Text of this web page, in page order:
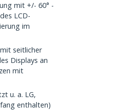
mit +/- 60° -
LCD-
im
seitlicher
Displays an
mit
u. a. LG,
enthalten)